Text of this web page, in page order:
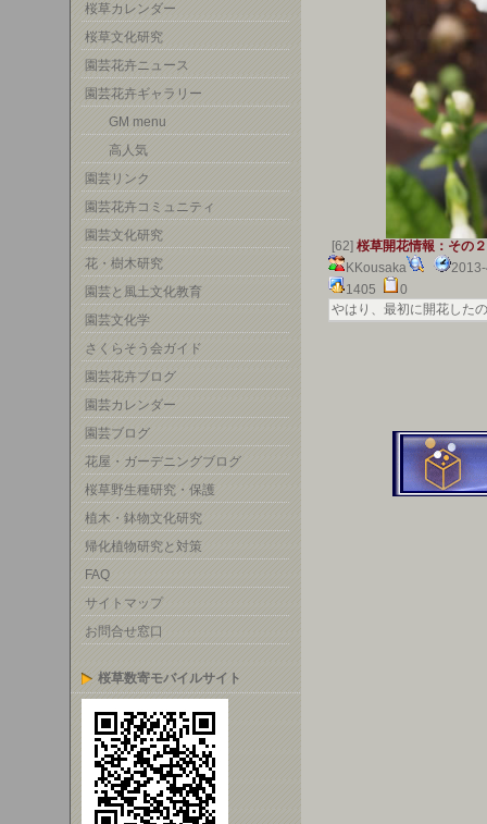
桜草カレンダー
桜草文化研究
園芸花卉ニュース
園芸花卉ギャラリー
GM menu
高人気
園芸リンク
園芸花卉コミュニティ
園芸文化研究
花・樹木研究
園芸と風土文化教育
園芸文化学
さくらそう会ガイド
園芸花卉ブログ
園芸カレンダー
園芸ブログ
花屋・ガーデニングブログ
桜草野生種研究・保護
植木・鉢物文化研究
帰化植物研究と対策
FAQ
サイトマップ
お問合せ窓口
桜草数寄モバイルサイト
[62] 桜草開花情報：その２
KKousaka
1405
0
やはり、最初に開花した